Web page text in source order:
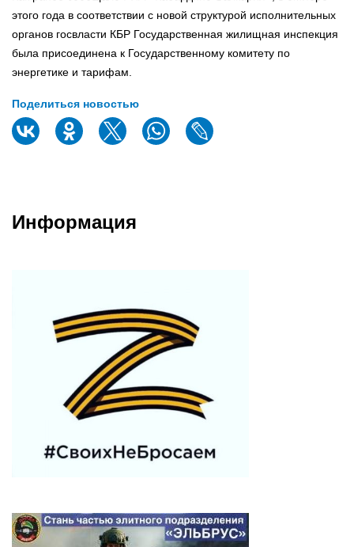
этого года в соответствии с новой структурой исполнительных
органов госвласти КБР Государственная жилищная инспекция
была присоединена к Государственному комитету по
энергетике и тарифам.
Поделиться новостью
Информация